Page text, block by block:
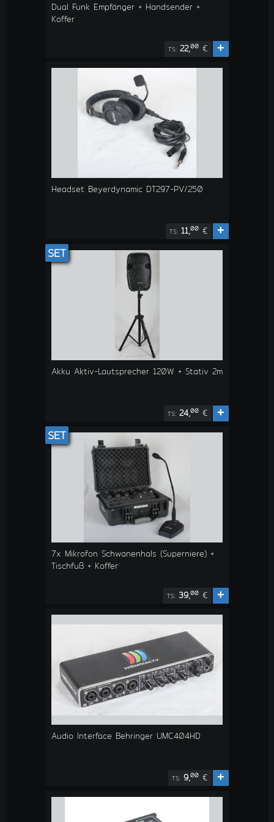
Dual Funk Empfänger + Handsender +
Koffer
TS: 22,00 € +
Headset Beyerdynamic DT297-PV/250
TS: 11,00 € +
SET
Akku Aktiv-Lautsprecher 120W + Stativ 2m
TS: 24,00 € +
SET
7x Mikrofon Schwanenhals (Superniere) +
Tischfuß + Koffer
TS: 39,00 € +
Audio Interface Behringer UMC404HD
TS: 9,00 € +